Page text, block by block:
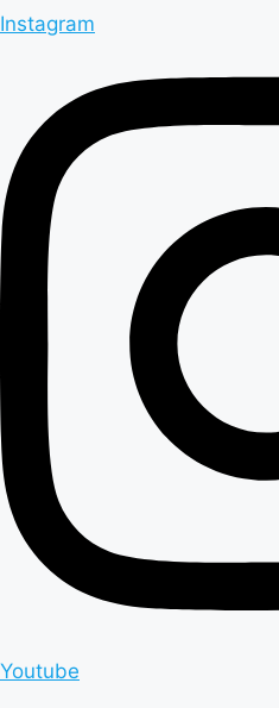
Instagram
Youtube